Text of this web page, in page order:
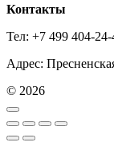
Контакты
Тел: +7 499 404-24-
Адрес:
© 2026